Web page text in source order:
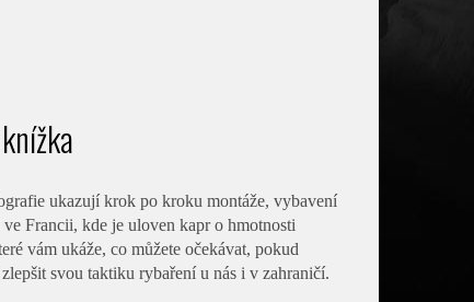
ukazují krok po kroku montáže, vybavení
Francii, kde je uloven kapr o hmotnosti
vám ukáže, co můžete očekávat, pokud
svou taktiku rybaření u nás i v zahraničí.